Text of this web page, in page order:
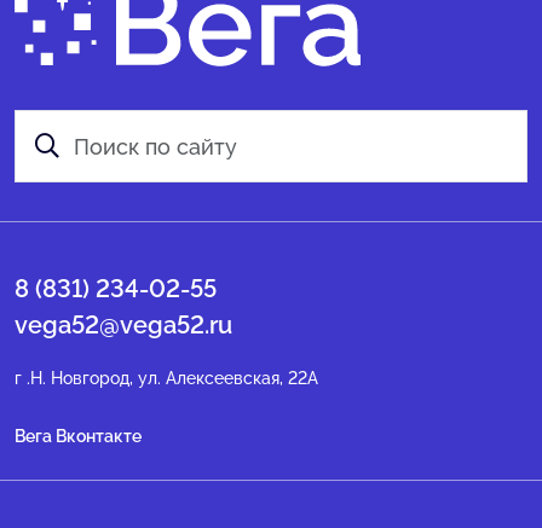
8 (831) 234-02-55
vega52@vega52.ru
г .Н. Новгород, ул. Алексеевская, 22А
Вега Вконтакте